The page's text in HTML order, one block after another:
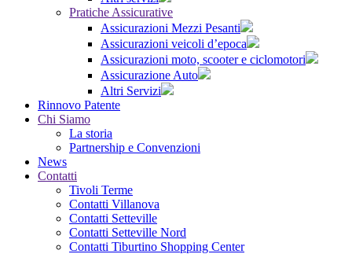
Pratiche Assicurative
Assicurazioni Mezzi Pesanti
Assicurazioni veicoli d’epoca
Assicurazioni moto, scooter e ciclomotori
Assicurazione Auto
Altri Servizi
Rinnovo Patente
Chi Siamo
La storia
Partnership e Convenzioni
News
Contatti
Tivoli Terme
Contatti Villanova
Contatti Setteville
Contatti Setteville Nord
Contatti Tiburtino Shopping Center